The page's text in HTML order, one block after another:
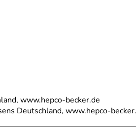
www.hepco-becker.de
Deutschland, www.hepco-